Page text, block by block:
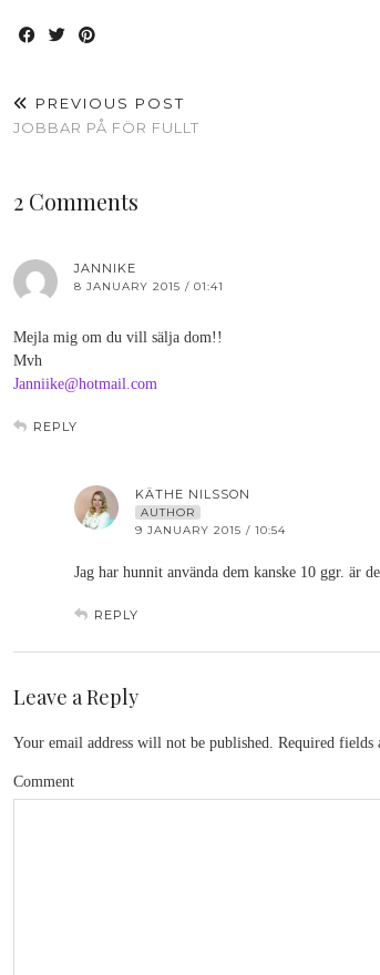
PREVIOUS POST
JOBBAR PÅ FÖR FULLT
2 Comments
JANNIKE
8 JANUARY 2015 / 01:41
Mejla mig om du vill sälja dom!!
Mvh
Janniike@hotmail.com
REPLY
KÄTHE NILSSON
AUTHOR
9 JANUARY 2015 / 10:54
Jag har hunnit använda dem kanske 10 ggr. är
REPLY
Leave a Reply
Your email address will not be published. Required fields
Comment